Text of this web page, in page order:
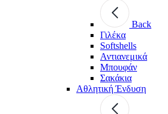
Back
Γιλέκα
Softshells
Αντιανεμικά
Μπουφάν
Σακάκια
Αθλητική Ένδυση